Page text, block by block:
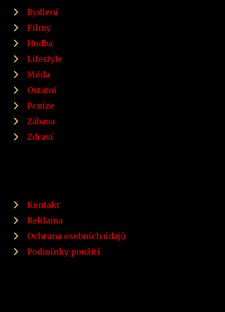
Bydlení
Filmy
Hudba
Lifestyle
Móda
Ostatní
Peníze
Zábava
Zdraví
Kontakt
Reklama
Ochrana osobních údajů
Podmínky použití